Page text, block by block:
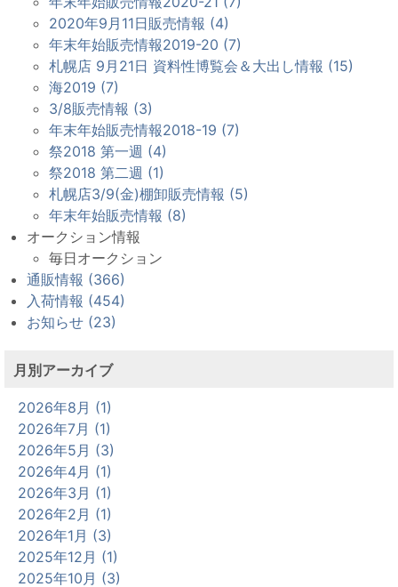
2020年9月11日販売情報 (4)
年末年始販売情報2019-20 (7)
札幌店 9月21日 資料性博覧会＆大出し情報 (15)
海2019 (7)
3/8販売情報 (3)
年末年始販売情報2018-19 (7)
祭2018 第一週 (4)
祭2018 第二週 (1)
札幌店3/9(金)棚卸販売情報 (5)
年末年始販売情報 (8)
オークション情報
毎日オークション
通販情報 (366)
入荷情報 (454)
お知らせ (23)
月別アーカイブ
2026年8月 (1)
2026年7月 (1)
2026年5月 (3)
2026年4月 (1)
2026年3月 (1)
2026年2月 (1)
2026年1月 (3)
2025年12月 (1)
2025年10月 (3)